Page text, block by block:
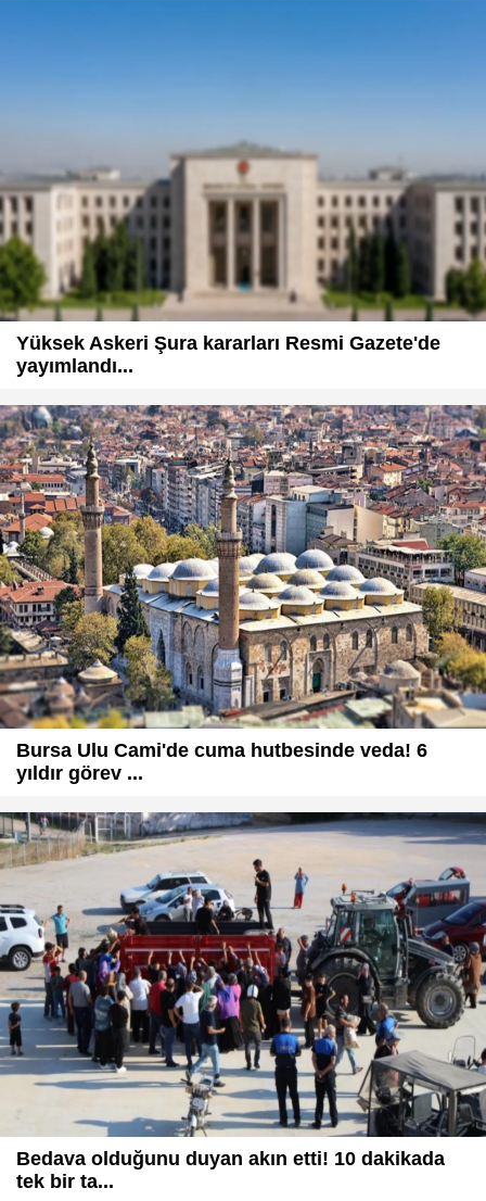
Yüksek Askeri Şura kararları Resmi Gazete'de
yayımlandı...
Bursa Ulu Cami'de cuma hutbesinde veda! 6
yıldır görev ...
Bedava olduğunu duyan akın etti! 10 dakikada
tek bir ta...